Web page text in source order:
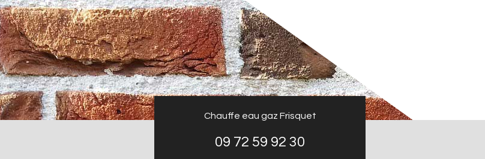
Chauffe eau gaz Frisquet
09 72 59 92 30